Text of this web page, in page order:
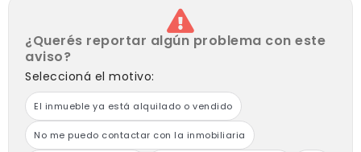
¿Querés reportar algún problema con este
aviso?
Seleccioná el motivo:
El inmueble ya está alquilado o vendido
No me puedo contactar con la inmobiliaria